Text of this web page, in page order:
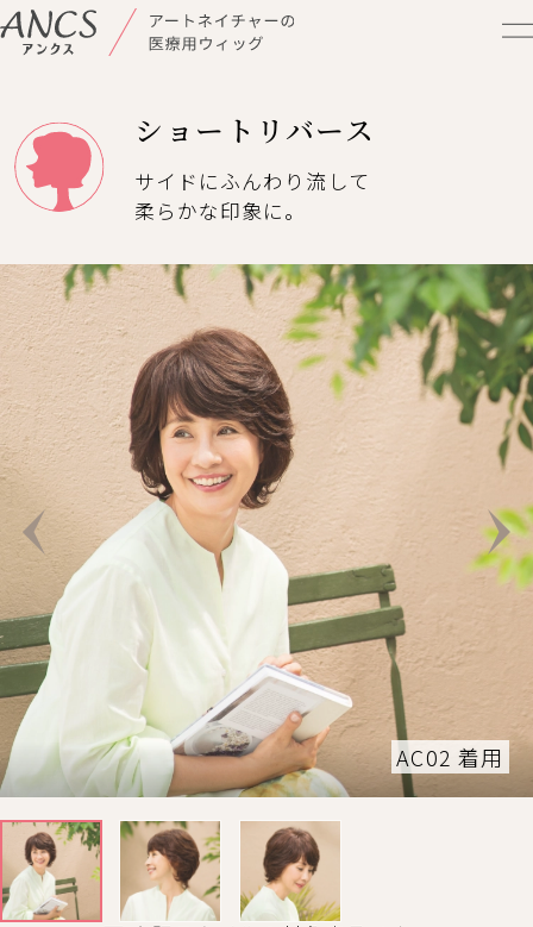
TEL 店舗検索 来店予約
ショートリバース
サイドにふんわり流して
柔らかな印象に。
AC02 着用